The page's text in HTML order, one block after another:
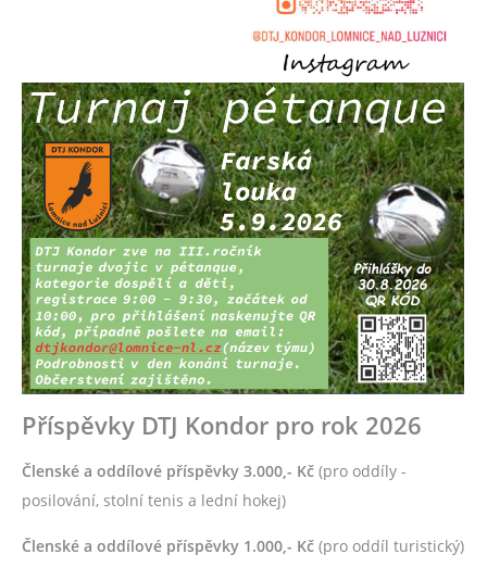
Příspěvky DTJ Kondor pro rok 2026
Členské a oddílové příspěvky 3.000,- Kč (pro oddíly -
posilování, stolní tenis a lední hokej)
Členské a oddílové příspěvky 1.000,- Kč (pro oddíl turistický)